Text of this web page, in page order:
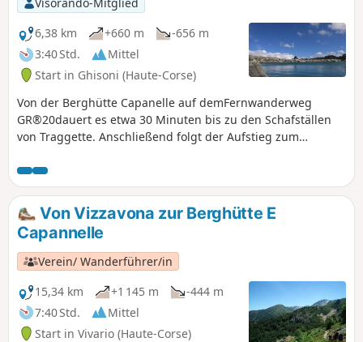
6,38 km
+660 m
-656 m
3:40 Std.
Mittel
Start in Ghisoni (Haute-Corse)
Von der Berghütte Capanelle auf demFernwanderweg
GR®20dauert es etwa 30 Minuten bis zu den Schafställen
von Traggette. Anschließend folgt der Aufstieg zum
Renoso (2352 m). Der Bastani-See in Haute-Corse ist einer
der höchstgelegenen Seen Korsikas. Dieser wunderschöne
See glazialen Ursprungs, der 7 Monate im Jahr zugefroren
ist, verdankt seine schöne smaragdgrüne Farbe dem
Vorkommen von Fadenalgen.
Von Vizzavona zur Berghütte E
Capannelle
Verein/ Wanderführer/in
15,34 km
+1 145 m
-444 m
7:40 Std.
Mittel
Start in Vivario (Haute-Corse)